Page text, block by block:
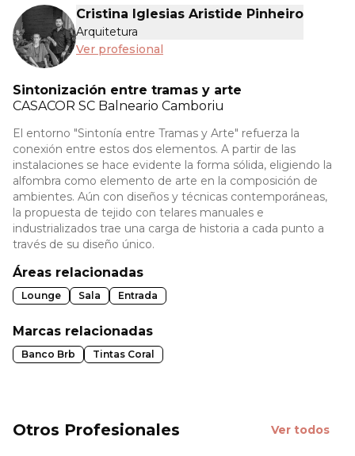
Cristina Iglesias Aristide Pinheiro
Arquitetura
Ver profesional
Sintonización entre tramas y arte
CASACOR SC Balneario Camboriu
El entorno "Sintonía entre Tramas y Arte" refuerza la
conexión entre estos dos elementos. A partir de las
instalaciones se hace evidente la forma sólida, eligiendo la
alfombra como elemento de arte en la composición de
ambientes. Aún con diseños y técnicas contemporáneas,
la propuesta de tejido con telares manuales e
industrializados trae una carga de historia a cada punto a
través de su diseño único.
Áreas relacionadas
Lounge Sala Entrada
Marcas relacionadas
Banco Brb Tintas Coral
Otros Profesionales Ver todos